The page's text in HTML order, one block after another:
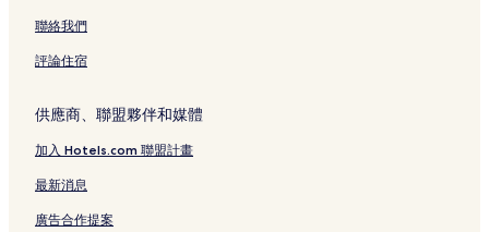
台灣寺廟藝術館附近的飯店
西螺基督長老教會附近的飯店
東勢飯店
聯絡我們
評論住宿
供應商、聯盟夥伴和媒體
加入 Hotels.com 聯盟計畫
最新消息
廣告合作提案